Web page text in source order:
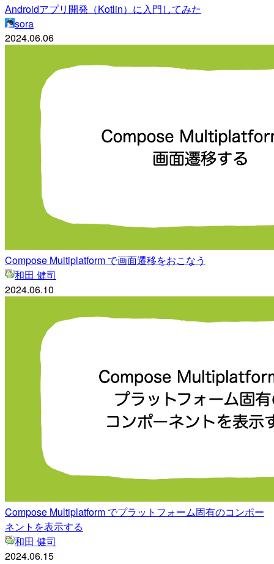
Androidアプリ開発（Kotlin）に入門してみた
sora
2024.06.06
Compose Multiplatform で画面遷移をおこなう
和田 健司
2024.06.10
Compose Multiplatform でプラットフォーム固有のコンポー
ネントを表示する
和田 健司
2024.06.15